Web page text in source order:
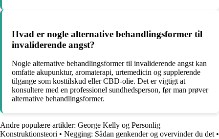
Hvad er nogle alternative behandlingsformer til
invaliderende angst?
Nogle alternative behandlingsformer til invaliderende angst kan
omfatte akupunktur, aromaterapi, urtemedicin og supplerende
tilgange som kosttilskud eller CBD-olie. Det er vigtigt at
konsultere med en professionel sundhedsperson, før man prøver
alternative behandlingsformer.
Andre populære artikler: George Kelly og Personlig
Konstruktionsteori • Negging: Sådan genkender og overvinder du det •